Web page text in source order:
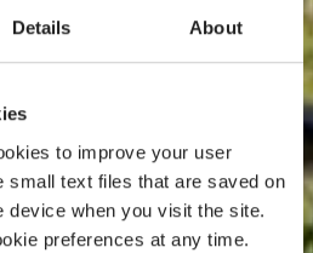
Details About
to improve your user
small text files that are saved on
device when you visit the site.
preferences at any time.